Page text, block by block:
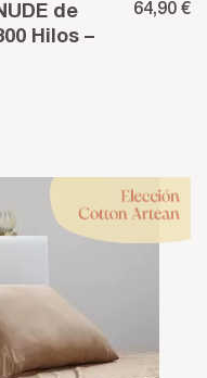
de
Hilos –
64,90 €